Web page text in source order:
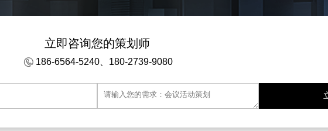
立即咨询您的策划师
186-6564-5240、180-2739-9080